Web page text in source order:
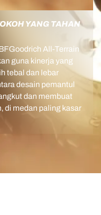
YANG TAHAN
All-Terrain
guna kinerja yang
tebal dan lebar
desain pemantul
dan membuat
di medan paling kasar